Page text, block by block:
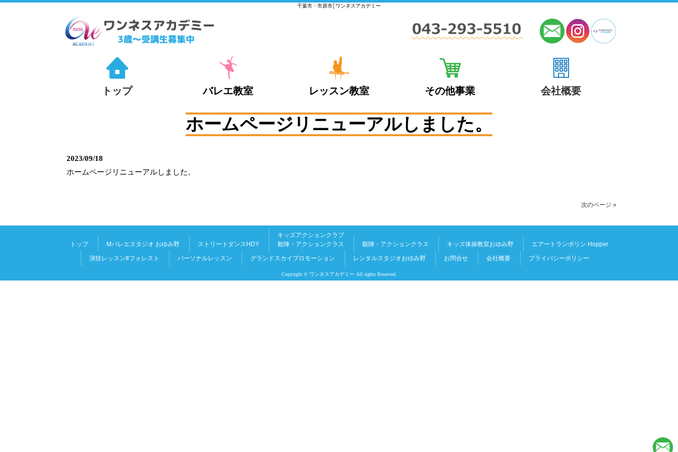
千葉市・市原市│ワンネスアカデミー
トップ バレエ教室 レッスン教室 その他事業 会社概要
ホームページリニューアルしました。
2023/09/18
ホームページリニューアルしました。
次のページ »
トップ Mバレエスタジオ おゆみ野 ストリートダンスHDY
キッズアクションクラブ
殺陣・アクションクラス
殺陣・アクションクラス キッズ体操教室おゆみ野
エアートランポリン Hopper
演技レッスン#フォレスト
パーソナルレッスン グランドスカイプロモーション レンタルスタジオおゆみ野 お問合せ 会社概要 プライバシーポリシー
Copyright © ワンネスアカデミー All rights Reserved.